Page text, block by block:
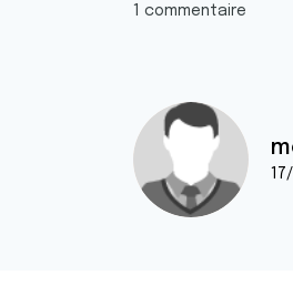
1 commentaire